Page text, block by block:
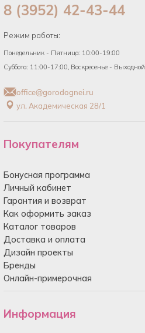
8 (3952) 42-43-44
Режим работы:
Понедельник - Пятница: 10:00-19:00
Суббота: 11:00-17:00, Воскресенье - Выходной
office@gorodognei.ru
ул. Академическая 28/1
Покупателям
Бонусная программа
Личный кабинет
Гарантия и возврат
Как оформить заказ
Каталог товаров
Доставка и оплата
Дизайн проекты
Бренды
Онлайн-примерочная
Информация